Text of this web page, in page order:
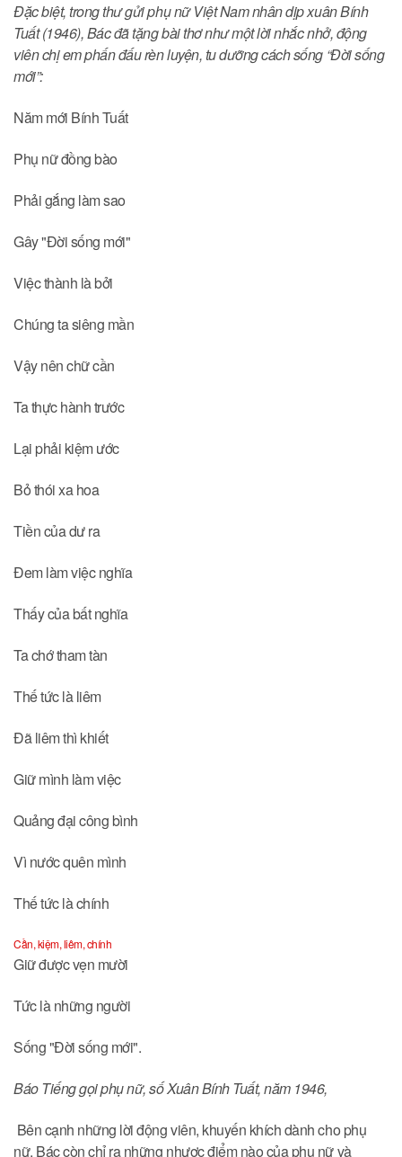
Đặc biệt, trong thư gửi phụ nữ Việt Nam nhân dịp xuân Bính
Tuất (1946), Bác đã tặng bài thơ như một lời nhắc nhở, động
viên chị em phấn đấu rèn luyện, tu dưỡng cách sống “Đời sống
mới”:
Năm mới Bính Tuất
Phụ nữ đồng bào
Phải gắng làm sao
Gây "Đời sống mới"
Việc thành là bởi
Chúng ta siêng mần
Vậy nên chữ cần
Ta thực hành trước
Lại phải kiệm ước
Bỏ thói xa hoa
Tiền của dư ra
Đem làm việc nghĩa
Thấy của bất nghĩa
Ta chớ tham tàn
Thế tức là liêm
Đã liêm thì khiết
Giữ mình làm việc
Quảng đại công bình
Vì nước quên mình
Thế tức là chính
Cần, kiệm, liêm, chính
Giữ được vẹn mười
Tức là những người
Sống "Đời sống mới".
Báo Tiếng gọi phụ nữ, số Xuân Bính Tuất, năm 1946,
Bên cạnh những lời động viên, khuyến khích dành cho phụ
nữ, Bác còn chỉ ra những nhược điểm nào của phụ nữ và